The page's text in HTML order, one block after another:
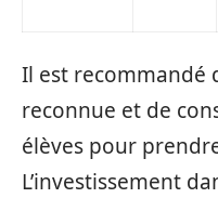
Il est recommandé
reconnue et de
élèves pour
L’investissement